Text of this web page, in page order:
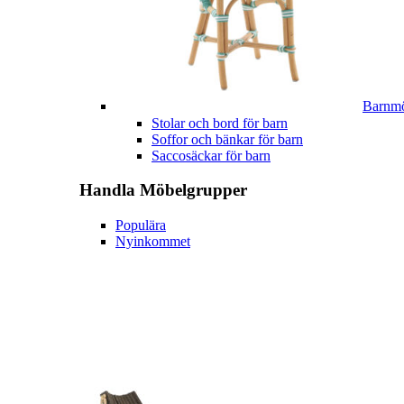
Stolar och bord för barn
Soffor och bänkar för barn
Saccosäckar för barn
Handla Möbelgrupper
Populära
Nyinkommet